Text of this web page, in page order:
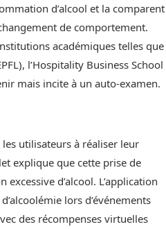
d’alcool et la comparent
de comportement.
académiques telles que
l’Hospitality Business School
mais incite à un auto-examen.
utilisateurs à réaliser leur
explique que cette prise de
d’alcool. L’application
lors d’événements
des récompenses virtuelles